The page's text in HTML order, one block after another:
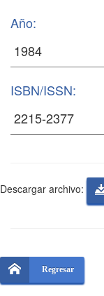
Año:
ISBN/ISSN:
Descargar archivo:
Regresar